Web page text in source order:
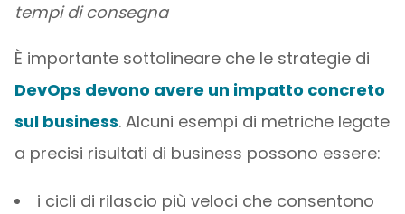
tempi di consegna
È importante sottolineare che le strategie di
DevOps devono avere un impatto concreto
sul business. Alcuni esempi di metriche legate
a precisi risultati di business possono essere:
i cicli di rilascio più veloci che consentono